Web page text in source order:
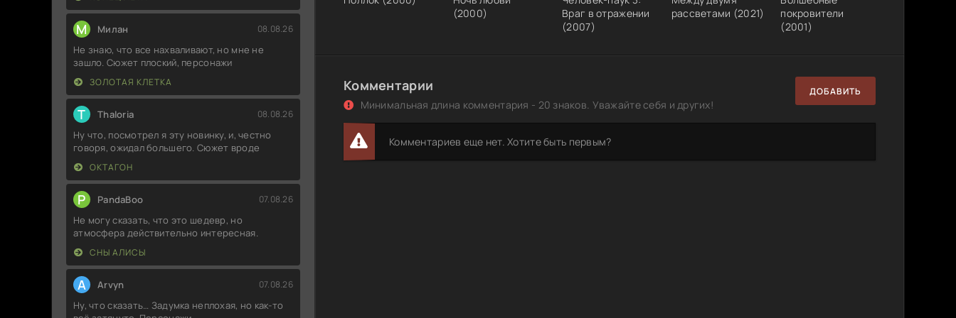
М Милан 08.08.26
Не знаю, что все нахваливают, но мне не
зашло. Сюжет плоский, персонажи
ЗОЛОТАЯ КЛЕТКА
T Thaloria 08.08.26
Ну что, посмотрел я эту новинку, и, честно
говоря, ожидал большего. Сюжет вроде
ОКТАГОН
P PandaBoo 07.08.26
Не могу сказать, что это шедевр, но
атмосфера действительно интересная.
СНЫ АЛИСЫ
A Arvyn 07.08.26
Ну, что сказать… Задумка неплохая, но как-то
(2000)
Враг в отражении
(2007)
рассветами (2021)
покровители
(2001)
Комментарии
Минимальная длина комментария - 20 знаков. Уважайте себя и других!
ДОБАВИТЬ
Комментариев еще нет. Хотите быть первым?